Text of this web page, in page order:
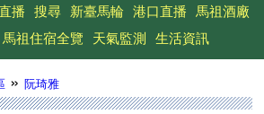
播 搜尋 新臺馬輪 港口直播 馬祖酒廠
馬祖住宿全覽 天氣監測 生活資訊
» 阮琦雅